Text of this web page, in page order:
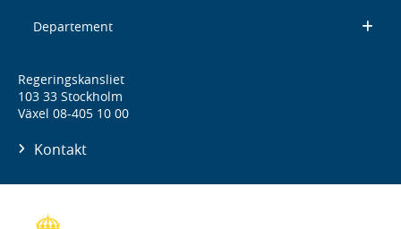
Departement
Regeringskansliet
103 33 Stockholm
Växel 08-405 10 00
Kontakt